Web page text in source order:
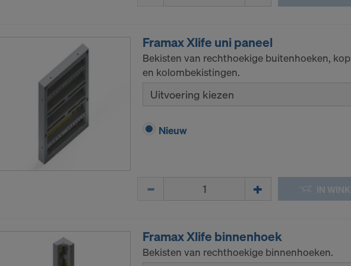
Framax Xlife uni paneel
Bekisten van rechthoekige buitenhoeken,
en kolombekistingen.
Uitvoering kiezen
Nieuw
IN
Framax Xlife binnenhoek
Bekisten van rechthoekige binnenhoeken.
autoriteiten toegankelijk zijn en dat u vrijwel geen effectieve
rechten tegenover deze actie van de Amerikaanse autoriteiten hebt.
die wij naar de VS doorsturen, zijn met name IP-adressen
diverse toepassingen met de volgende ontvangers samen:
Inc.
Inc.
Desk, Inc.